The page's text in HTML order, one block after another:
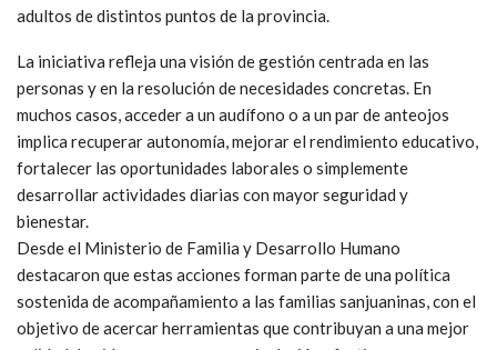
adultos de distintos puntos de la provincia.
La iniciativa refleja una visión de gestión centrada en las
personas y en la resolución de necesidades concretas. En
muchos casos, acceder a un audífono o a un par de anteojos
implica recuperar autonomía, mejorar el rendimiento educativo,
fortalecer las oportunidades laborales o simplemente
desarrollar actividades diarias con mayor seguridad y
bienestar.
Desde el Ministerio de Familia y Desarrollo Humano
destacaron que estas acciones forman parte de una política
sostenida de acompañamiento a las familias sanjuaninas, con el
objetivo de acercar herramientas que contribuyan a una mejor